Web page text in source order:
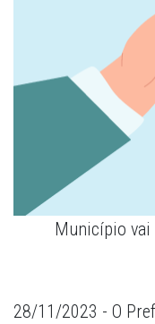
Município vai
28/11/2023 - O